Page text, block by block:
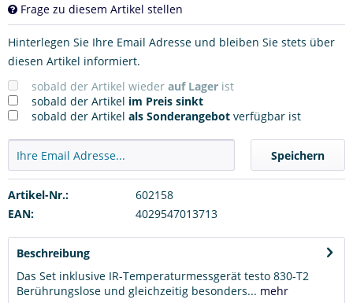
Frage zu diesem Artikel stellen
Hinterlegen Sie Ihre Email Adresse und bleiben Sie stets über
diesen Artikel informiert.
sobald der Artikel wieder auf Lager ist
sobald der Artikel im Preis sinkt
sobald der Artikel als Sonderangebot verfügbar ist
Speichern
Artikel-Nr.:
602158
EAN:
4029547013713
Beschreibung
Das Set inklusive IR-Temperaturmessgerät testo 830-T2
Berührungslose und gleichzeitig besonders... mehr